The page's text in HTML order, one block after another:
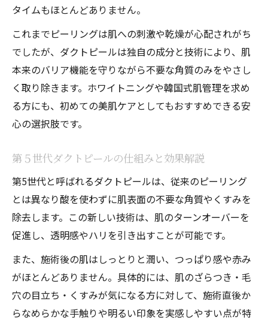
タイムもほとんどありません。
これまでピーリングは肌への刺激や乾燥が心配されがち
でしたが、ダクトピールは独自の成分と技術により、肌
本来のバリア機能を守りながら不要な角質のみをやさし
く取り除きます。ホワイトニングや韓国式肌管理を求め
る方にも、初めての美肌ケアとしてもおすすめできる安
心の選択肢です。
第５世代ダクトピールの仕組みと効果解説
第5世代と呼ばれるダクトピールは、従来のピーリング
とは異なり酸を使わずに肌表面の不要な角質やくすみを
除去します。この新しい技術は、肌のターンオーバーを
促進し、透明感やハリを引き出すことが可能です。
また、施術後の肌はしっとりと潤い、つっぱり感や赤み
がほとんどありません。具体的には、肌のざらつき・毛
穴の目立ち・くすみが気になる方に対して、施術直後か
らなめらかな手触りや明るい印象を実感しやすい点が特